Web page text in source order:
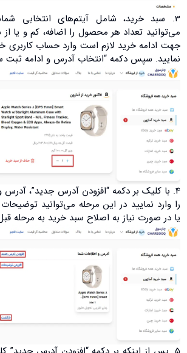
3. سبد خرید، شامل آیتم‌های انتخابی
می‌توانید تعداد هر محصول را اضافه، کم و یا
جهت ادامه خرید لازم است وارد حساب کاربری
نمایید. سپس دکمه “انتخاب آدرس و ادامه ثبت
4. با کلیک بر دکمه “افزودن آدرس جدید”، آدرس
را وارد نمایید در این مرحله می‌توانید
یا در صورت نیاز به اصلاح سبد خرید به مرحله قبل